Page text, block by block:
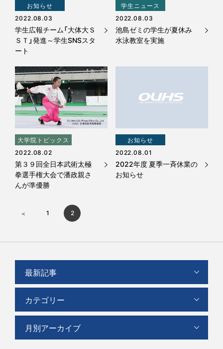
お知らせ
2022.08.03
学生広報チーム「大体大Ｓ
ＳＴ」発進～学生SNSスタ
ート
学生ニュース
2022.08.03
池島ゼミの学生が夏休み
水泳教室を実施
大学院トピックス
2022.08.02
第３９回全日本武術太極
拳選手権大会で潘政親さ
んが準優勝
お知らせ
2022.08.01
2022年度 夏季一斉休業の
お知らせ
1 2
最新記事
カテゴリー
月別アーカイブ